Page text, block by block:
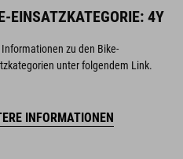
EINSATZKATEGORIE: 4Y
zu den Bike-
unter folgendem Link.
INFORMATIONEN